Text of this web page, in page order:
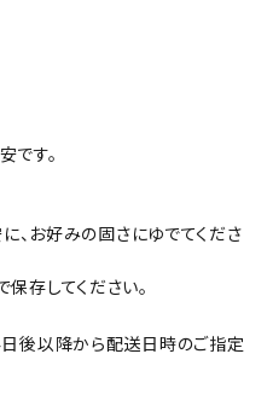
です。
、お好みの固さにゆでてくださ
存してください。
後以降から配送日時のご指定